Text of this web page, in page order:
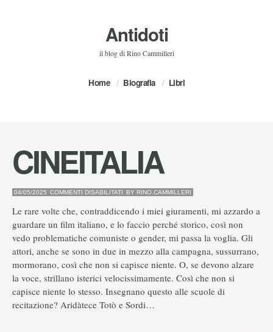
Antidoti
il blog di Rino Cammilleri
Home Biografia Libri
CINEITALIA
04/05/2025 COMMENTI DISABILITATI SU
BY RINO.CAMMILLERI
Le rare volte che, contraddicendo i miei giuramenti, mi azzardo a
guardare un film italiano, e lo faccio perché storico, così non
vedo problematiche comuniste o gender, mi passa la voglia. Gli
attori, anche se sono in due in mezzo alla campagna, sussurrano,
mormorano, così che non si capisce niente. O, se devono alzare
la voce, strillano isterici velocissimamente. Così che non si
capisce niente lo stesso. Insegnano questo alle scuole di
recitazione? Aridàtece Totò e Sordi…